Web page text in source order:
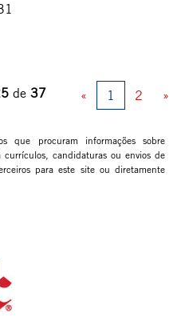
de 37 « 1 2 »
que procuram informações sobre
candidaturas ou envios de
para este site ou diretamente